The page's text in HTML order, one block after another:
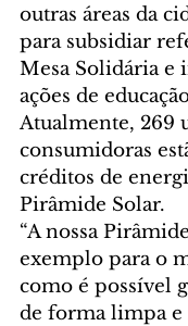
outras áreas da
para subsidiar
Mesa Solidária e
ações de
Atualmente, 269
consumidoras
créditos de
Pirâmide Solar.
“A nossa
exemplo para o
como é possível
de forma limpa e